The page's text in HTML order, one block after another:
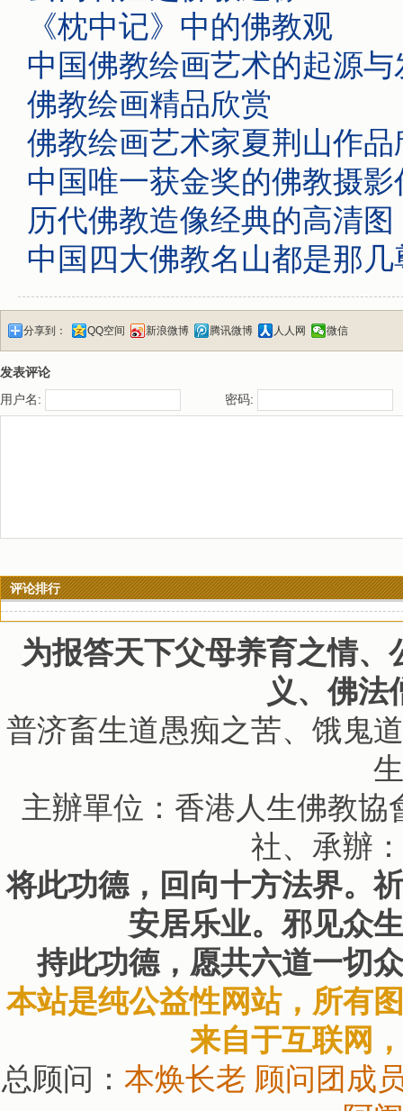
《枕中记》中的佛教观
中国佛教绘画艺术的起源与
佛教绘画精品欣赏
佛教绘画艺术家夏荆山作品
中国唯一获金奖的佛教摄
历代佛教造像经典的高清图
中国四大佛教名山都是那
分享到： QQ空间 新浪微博 腾讯微博 人人网 微信
发表评论
用户名:
密码:
评论排行
为报答天下父母养育之情
义、佛法
普济畜生道愚痴之苦、饿鬼
主辦單位：香港人生佛教
社、承辦
将此功德，回向十方法界。
安居乐业。邪见众
持此功德，愿共六道一切
本站是纯公益性网站，所有
来自于互联网
总顾问：本焕长老 顾问团成